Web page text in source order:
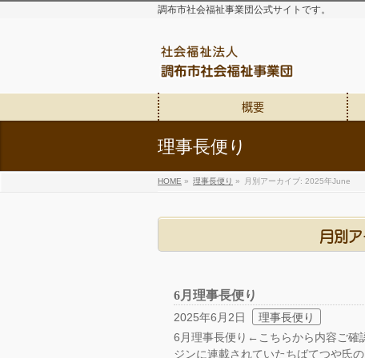
調布市社会福祉事業団公式サイトです。
概要
理事長便り
HOME » 理事長便り » 月別アーカイブ: 2025年June
月別
6月理事長便り
2025年6月2日
理事長便り
6月理事長便り←こちらから内容ご
ジンに連載されていたちばてつや氏